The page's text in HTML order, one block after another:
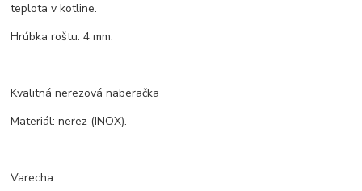
teplota v kotline.
Hrúbka roštu: 4 mm.
Kvalitná nerezová naberačka
Materiál: nerez (INOX).
Varecha